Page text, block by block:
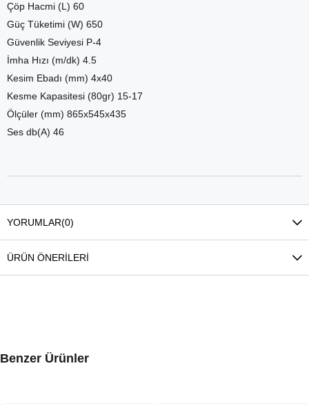
Çöp Hacmi (L) 60
Güç Tüketimi (W) 650
Güvenlik Seviyesi P-4
İmha Hızı (m/dk) 4.5
Kesim Ebadı (mm) 4x40
Kesme Kapasitesi (80gr) 15-17
Ölçüler (mm) 865x545x435
Ses db(A) 46
YORUMLAR(0)
ÜRÜN ÖNERILERI
Benzer Ürünler